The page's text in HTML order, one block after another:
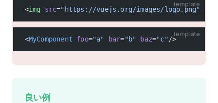
template
<img src="https://vuejs.org/images/logo.png"
template
<MyComponent foo="a" bar="b" baz="c"/>
良い例